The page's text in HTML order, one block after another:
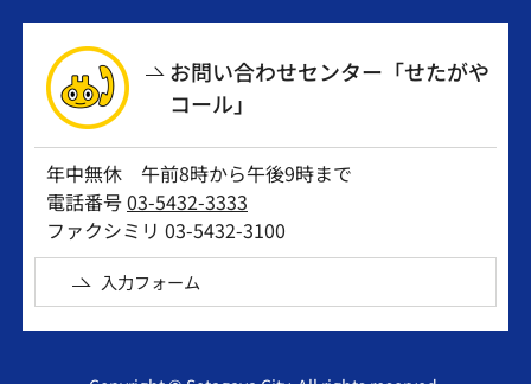
お問い合わせセンター「せたがや
コール」
年中無休 午前8時から午後9時まで
電話番号03-5432-3333
ファクシミリ 03-5432-3100
入力フォーム